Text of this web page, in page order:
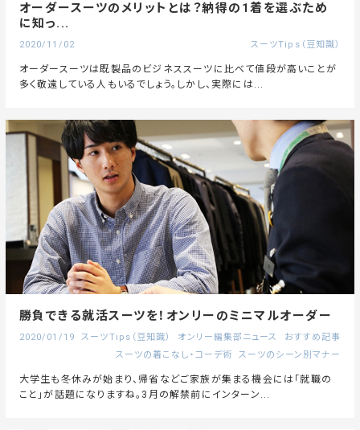
オーダースーツのメリットとは？納得の1着を選ぶため
に知っ...
2020/11/02 スーツTips（豆知識）
オーダースーツは既製品のビジネススーツに比べて値段が高いことが
多く敬遠している人もいるでしょう。しかし、実際には...
勝負できる就活スーツを！オンリーのミニマルオーダー
2020/01/19 おすすめ記事
オンリー編集部ニュース
スーツTips（豆知識）
スーツのシーン別マナー
スーツの着こなし・コーデ術
大学生も冬休みが始まり、帰省などご家族が集まる機会には「就職の
こと」が話題になりますね。3月の解禁前にインターン...